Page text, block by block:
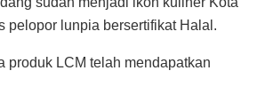
pelopor lunpia bersertifikat Halal.
produk LCM telah mendapatkan